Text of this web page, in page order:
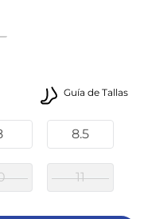
Guía de Tallas
11
8.5